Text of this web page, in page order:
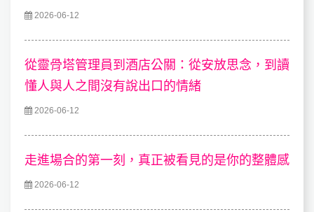
2026-06-12
從靈骨塔管理員到酒店公關：從安放思念，到讀
懂人與人之間沒有說出口的情緒
2026-06-12
走進場合的第一刻，真正被看見的是你的整體感
2026-06-12